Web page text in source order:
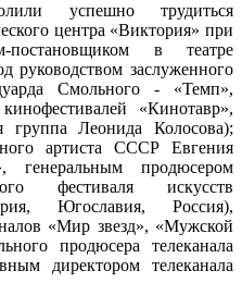
успешно трудиться
центра «Виктория» при
в театре
руководством заслуженного
Смольного - «Темп»,
«Кинотавр»,
группа Леонида Колосова);
артиста СССР Евгения
продюсером
фестиваля искусств
Югославия, Россия),
«Мир звезд», «Мужской
продюсера телеканала
директором телеканала